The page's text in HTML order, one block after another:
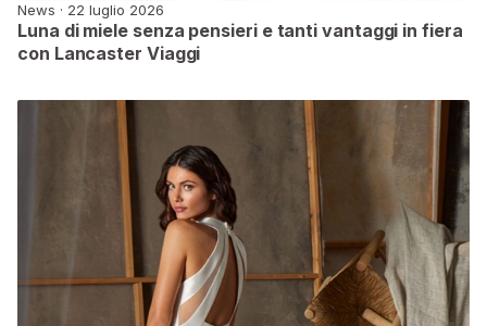
News · 22 luglio 2026
Luna di miele senza pensieri e tanti vantaggi in fiera
con Lancaster Viaggi